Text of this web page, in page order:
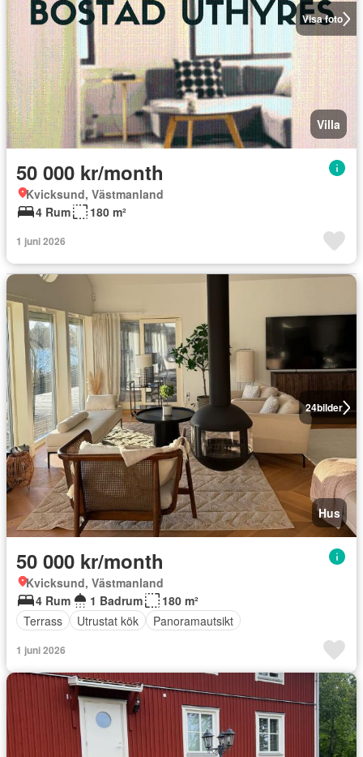
Visa foto
Villa
50 000 kr/month
Kvicksund, Västmanland
4 Rum
180 m²
1 juni 2026
24bilder
Hus
50 000 kr/month
Kvicksund, Västmanland
4 Rum
1 Badrum
180 m²
Terrass
Utrustat kök Panoramautsikt
1 juni 2026